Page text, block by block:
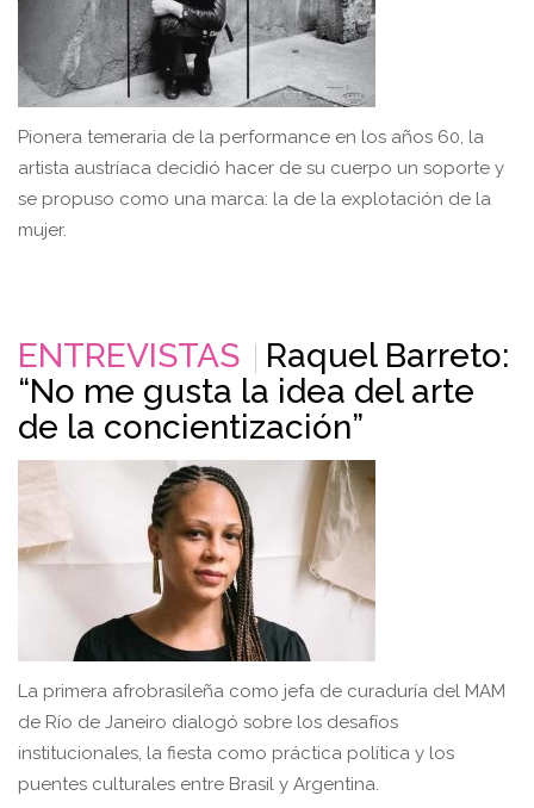
Pionera temeraria de la performance en los años 60, la
artista austríaca decidió hacer de su cuerpo un soporte y
se propuso como una marca: la de la explotación de la
mujer.
ENTREVISTAS
Raquel Barreto:
“No me gusta la idea del arte
de la concientización”
La primera afrobrasileña como jefa de curaduría del MAM
de Río de Janeiro dialogó sobre los desafíos
institucionales, la fiesta como práctica política y los
puentes culturales entre Brasil y Argentina.